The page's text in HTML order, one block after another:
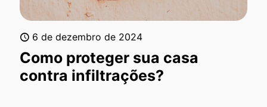
6 de dezembro de 2024
Como proteger sua casa
contra infiltrações?